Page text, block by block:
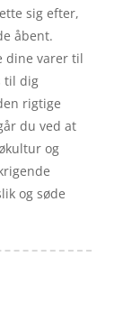
sig efter,
åbent.
dine varer til
til dig
rigtige
du ved at
og
og søde